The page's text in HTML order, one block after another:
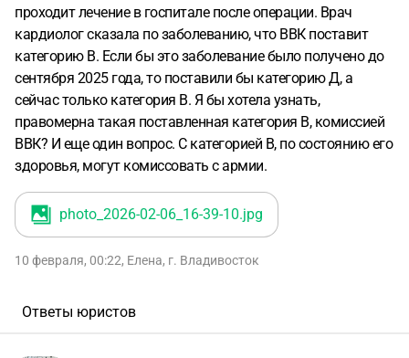
проходит лечение в госпитале после операции. Врач
кардиолог сказала по заболеванию, что ВВК поставит
категорию В. Если бы это заболевание было получено до
сентября 2025 года, то поставили бы категорию Д, а
сейчас только категория В. Я бы хотела узнать,
правомерна такая поставленная категория В, комиссией
ВВК? И еще один вопрос. С категорией В, по состоянию его
здоровья, могут комиссовать с армии.
photo_2026-02-06_16-39-10.jpg
10 февраля, 00:22, Елена, г. Владивосток
Ответы юристов